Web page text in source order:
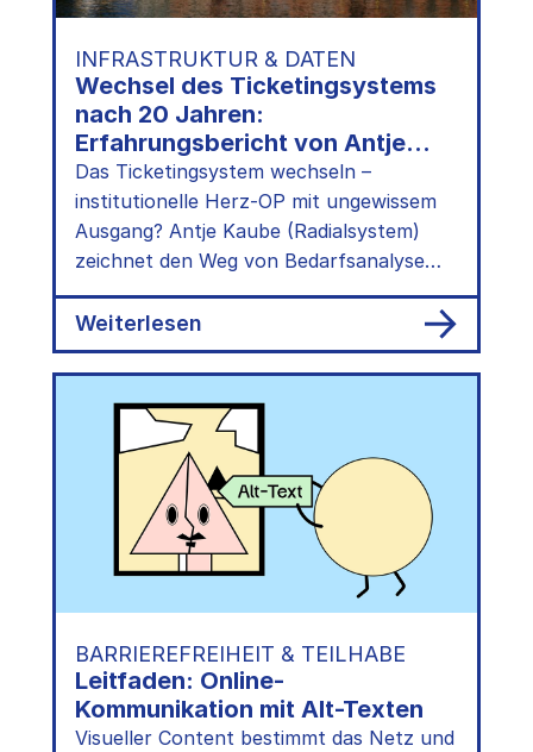
INFRASTRUKTUR & DATEN
Wechsel des Ticketingsystems
nach 20 Jahren:
Erfahrungsbericht von Antje
Kaube (Radialsystem)
Das Ticketingsystem wechseln –
institutionelle Herz-OP mit ungewissem
Ausgang? Antje Kaube (Radialsystem)
zeichnet den Weg von Bedarfsanalyse
über Marktrecherche bis zum
Systemwechsel nach.
Weiterlesen
Wechsel
nach
20
Jahren:
Erfahrungsbericht
von
Antje
Kaube
(Radialsystem)
BARRIEREFREIHEIT & TEILHABE
Leitfaden: Online-
Kommunikation mit Alt-Texten
Visueller Content bestimmt das Netz und